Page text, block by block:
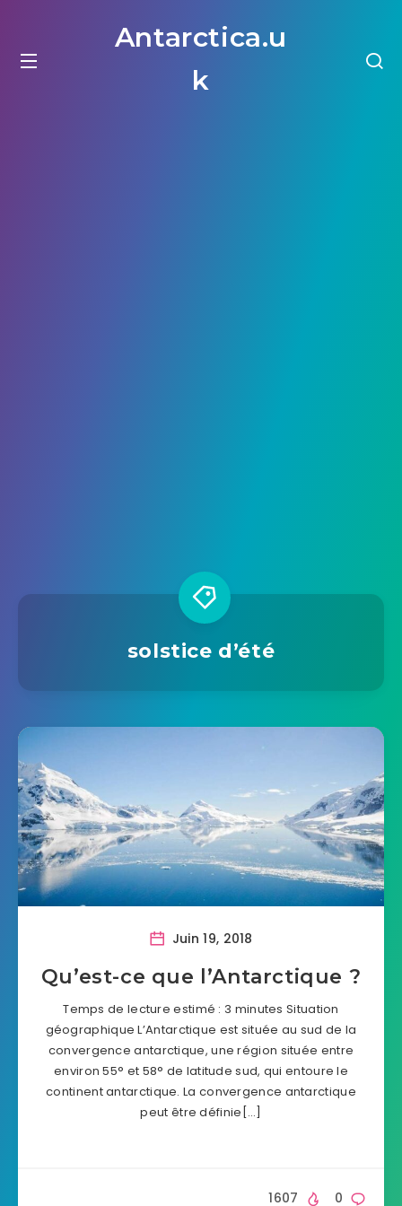
Antarctica.u
k
solstice d’été
Juin 19, 2018
Qu’est-ce que l’Antarctique ?
Temps de lecture estimé : 3 minutes Situation
géographique L’Antarctique est située au sud de la
convergence antarctique, une région située entre
environ 55° et 58° de latitude sud, qui entoure le
continent antarctique. La convergence antarctique
peut être définie[…]
0
1607